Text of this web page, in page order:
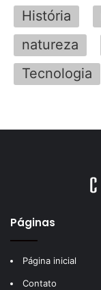
História
natureza
Tecnologia
Páginas
Página inicial
Contato